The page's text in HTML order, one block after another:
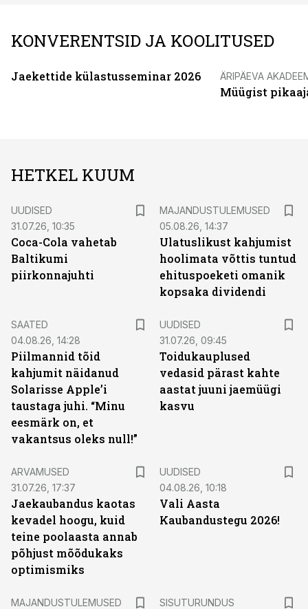
KONVERENTSID JA KOOLITUSED
Jaekettide külastusseminar 2026 ÄRIPÄEVA
Müügist
HETKEL KUUM
UUDISED
31.07.26, 10:35
Coca-Cola vahetab
Baltikumi
piirkonnajuhti
MAJANDUSTULEMUSED
05.08.26, 14:37
Ulatuslikust kahjumist
hoolimata võttis tuntud
ehituspoeketi omanik
kopsaka dividendi
SAATED
04.08.26, 14:28
Piilmannid tõid
kahjumit näidanud
Solarisse Apple’i
taustaga juhi. “Minu
eesmärk on, et
vakantsus oleks null!”
UUDISED
31.07.26, 09:45
Toidukauplused
vedasid pärast kahte
aastat juuni jaemüügi
kasvu
ARVAMUSED
31.07.26, 17:37
Jaekaubandus kaotas
kevadel hoogu, kuid
teine poolaasta annab
põhjust mõõdukaks
optimismiks
UUDISED
04.08.26, 10:18
Vali Aasta
Kaubandustegu 2026!
MAJANDUSTULEMUSED
SISUTURUNDUS